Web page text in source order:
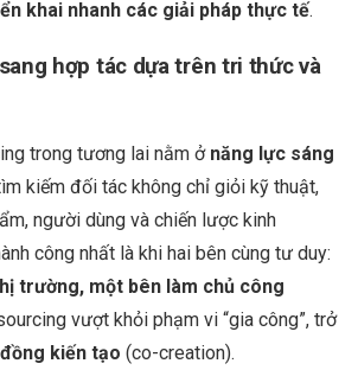
khai nhanh các giải pháp thực tế.
hợp tác dựa trên tri thức và
trong tương lai nằm ở năng lực sáng
kiếm đối tác không chỉ giỏi kỹ thuật,
người dùng và chiến lược kinh
công nhất là khi hai bên cùng tư duy:
trường, một bên làm chủ công
vượt khỏi phạm vi “gia công”, trở
kiến tạo (co-creation).